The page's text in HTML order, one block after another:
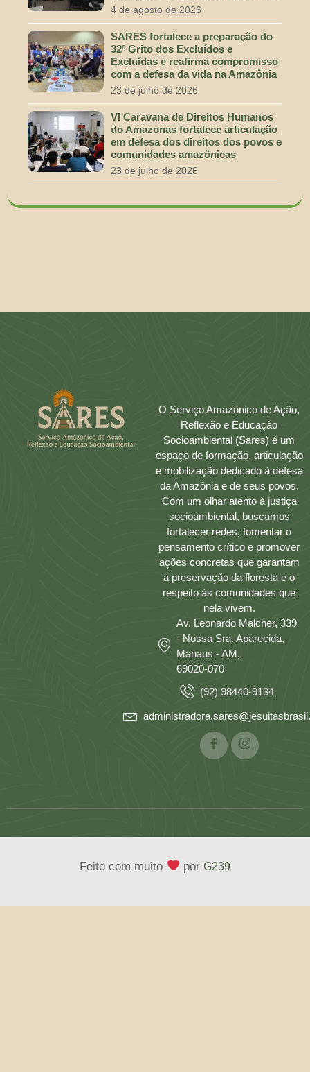
4 de agosto de 2026
SARES fortalece a preparação do
32º Grito dos Excluídos e
Excluídas e reafirma compromisso
com a defesa da vida na Amazônia
23 de julho de 2026
VI Caravana de Direitos Humanos
do Amazonas fortalece articulação
em defesa dos direitos dos povos e
comunidades amazônicas
23 de julho de 2026
O Serviço Amazônico de Ação,
Reflexão e Educação
Socioambiental (Sares) é um
espaço de formação, articulação
e mobilização dedicado à defesa
da Amazônia e de seus povos.
Com um olhar atento à justiça
socioambiental, buscamos
fortalecer redes, fomentar o
pensamento crítico e promover
ações concretas que garantam
a preservação da floresta e o
respeito às comunidades que
nela vivem.
Av. Leonardo Malcher, 339
- Nossa Sra. Aparecida,
Manaus - AM,
69020-070
(92) 98440-9134
Feito com muito por G239